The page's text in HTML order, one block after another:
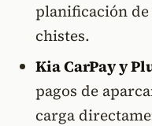
planificación
chistes.
Kia CarPay y
pagos de
carga